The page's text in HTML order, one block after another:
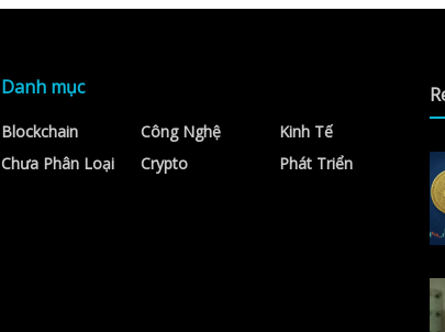
Danh mục
Blockchain
Chưa Phân Loại
Công Nghệ
Crypto
Kinh Tế
Phát Triển